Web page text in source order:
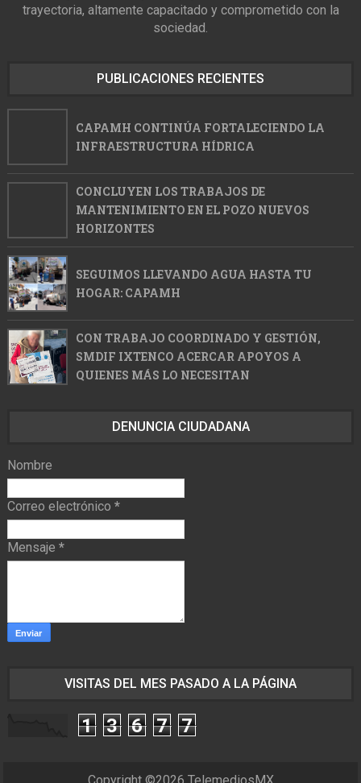
trayectoria, altamente capacitado y comprometido con la
sociedad.
PUBLICACIONES RECIENTES
CAPAMH CONTINÚA FORTALECIENDO LA
INFRAESTRUCTURA HÍDRICA
CONCLUYEN LOS TRABAJOS DE
MANTENIMIENTO EN EL POZO NUEVOS
HORIZONTES
SEGUIMOS LLEVANDO AGUA HASTA TU
HOGAR: CAPAMH
CON TRABAJO COORDINADO Y GESTIÓN,
SMDIF IXTENCO ACERCAR APOYOS A
QUIENES MÁS LO NECESITAN
DENUNCIA CIUDADANA
Nombre
Correo electrónico *
Mensaje *
VISITAS DEL MES PASADO A LA PÁGINA
1 3 6 7 7